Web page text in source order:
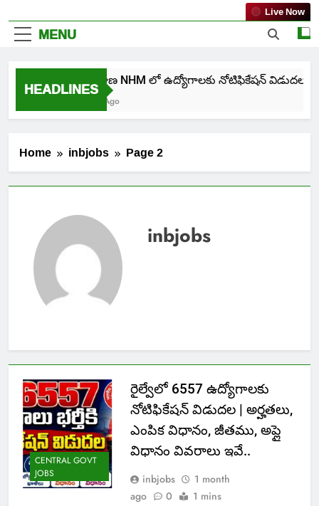
MENU
Live Now
HEADLINESతెలంగాణ NHM లో ఉద్యోగాలకు నోటిఫికేషన్ విడుదల
Home inbjobs Page 2
inbjobs
CENTRAL GOVT
JOBS
రైల్వేలో 6557 ఉద్యోగాలకు
నోటిఫికేషన్ విడుదల | అర్హతలు,
ఎంపిక విధానం, జీతము, అప్లై
విధానం వివరాలు ఇవే..
inbjobs
1 month
ago
0 1 mins